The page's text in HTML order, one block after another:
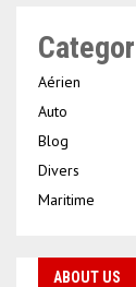
Aérien
Auto
Blog
Divers
Maritime
ABOUT US